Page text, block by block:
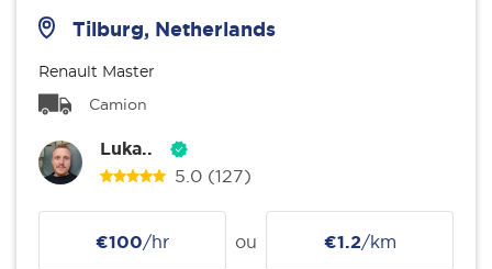
Tilburg, Netherlands
Renault Master
Camion
Luka..
5.0 (127)
€100/hr ou €1.2/km